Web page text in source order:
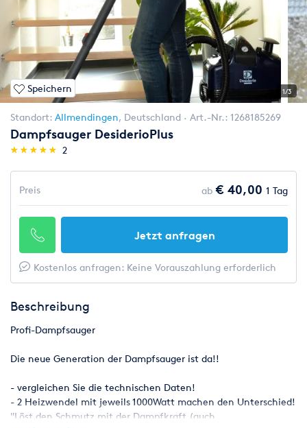
Speichern 1/3
Standort: Allmendingen, Deutschland Art.-Nr.: 1268185269
Dampfsauger DesiderioPlus
(*)
★
★
(*)★
★
(*) ★
★
(*) ★
★
(*) ★
★ 2
Preis ab € 40,00 1 Tag
Jetzt anfragen
Kostenlos anfragen: Keine Vorauszahlung erforderlich
Beschreibung
Profi-Dampfsauger
Die neue Generation der Dampfsauger ist da!!
- vergleichen Sie die technischen Daten!
- 2 Heizwendel mit jeweils 1000Watt machen den Unterschied!
"Löst den Schmutz mit der Dampfkraft (auch